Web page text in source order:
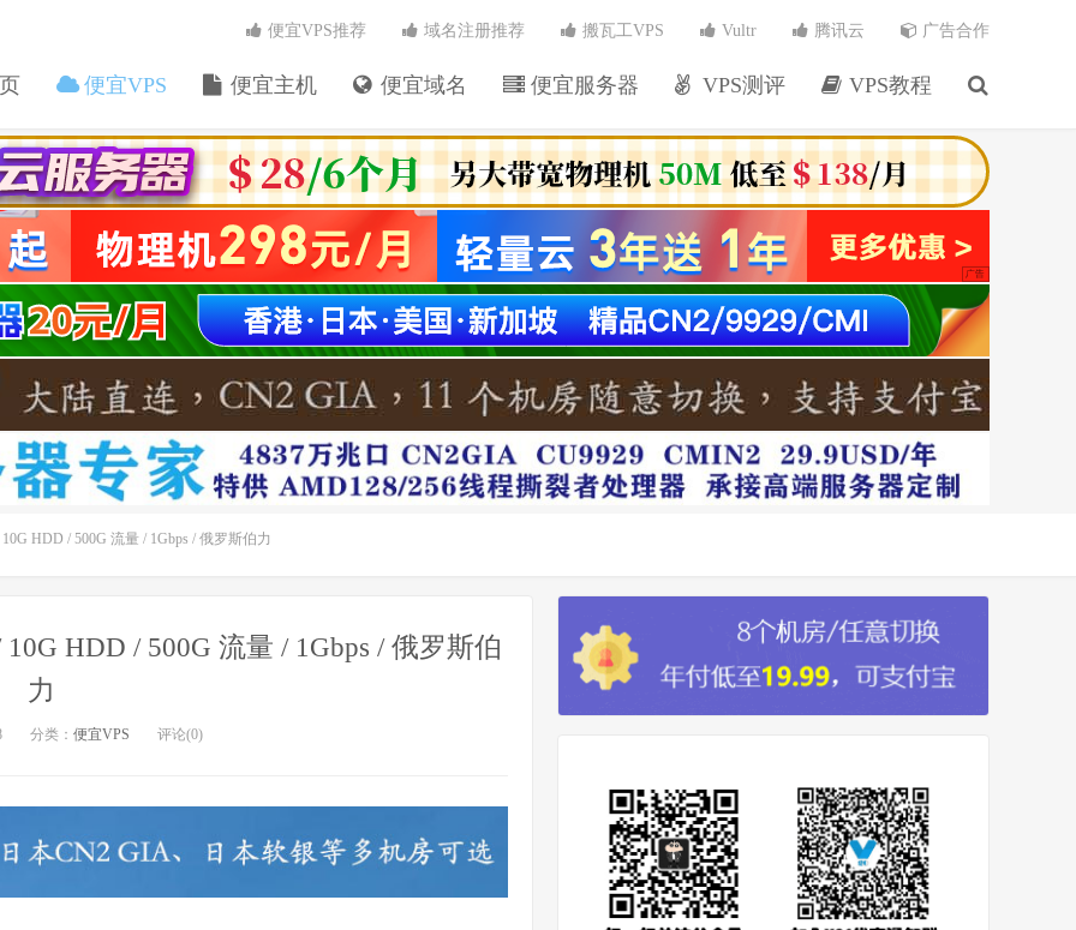
便宜VPS 便宜主机 便宜域名 便宜服务器 VPS测评 VPS教程
便宜VPS推荐 域名注册推荐 搬瓦工VPS Vultr 腾讯云 广告合作
HDD / 500G 流量 / 1Gbps / 俄罗斯伯力
HDD / 500G 流量 / 1Gbps / 俄罗斯伯
力
分类： 便宜VPS 评论(0)